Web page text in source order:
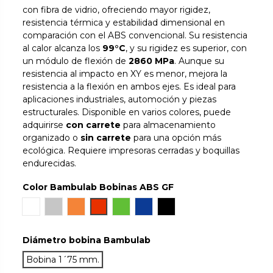
con fibra de vidrio, ofreciendo mayor rigidez,
resistencia térmica y estabilidad dimensional en
comparación con el ABS convencional. Su resistencia
al calor alcanza los 99°C, y su rigidez es superior, con
un módulo de flexión de2860 MPa. Aunque su
resistencia al impacto en XY es menor, mejora la
resistencia a la flexión en ambos ejes. Es ideal para
aplicaciones industriales, automoción y piezas
estructurales. Disponible en varios colores, puede
adquirirse con carrete para almacenamiento
organizado o sin carrete para una opción más
ecológica. Requiere impresoras cerradas y boquillas
endurecidas.
Color Bambulab Bobinas ABS GF
Diámetro bobina Bambulab
Bobina 1´75 mm.